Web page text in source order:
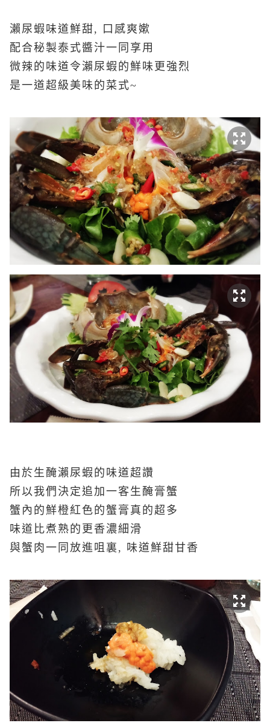
瀨尿蝦味道鮮甜, 口感爽嫰
配合秘製泰式醬汁一同享用
微辣的味道令瀨尿蝦的鮮味更強烈
是一道超級美味的菜式~
由於生醃瀨尿蝦的味道超讚
所以我們決定追加一客生醃膏蟹
蟹內的鮮橙紅色的蟹膏真的超多
味道比煮熟的更香濃細滑
與蟹肉一同放進咀裏, 味道鮮甜甘香